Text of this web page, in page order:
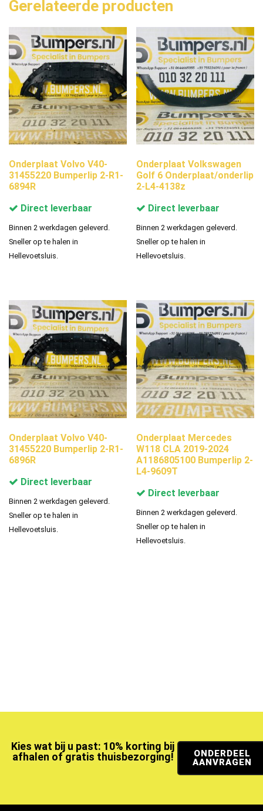
Gerelateerde producten
Onderplaat Volvo V40-
31455220 Bumperlip 2-R1-
6894R
Direct leverbaar
Binnen 2 werkdagen geleverd.
Sneller op te halen in
Hellevoetsluis.
Onderplaat Volkswagen
Golf 6 Onderplaat/onderlip
2-L4-4138z
Direct leverbaar
Binnen 2 werkdagen geleverd.
Sneller op te halen in
Hellevoetsluis.
Onderplaat Volvo V40-
31455220 Bumperlip 2-R1-
6896R
Direct leverbaar
Binnen 2 werkdagen geleverd.
Sneller op te halen in
Hellevoetsluis.
Onderplaat Mercedes
W118 CLA 2019-2024
A1186805100 Bumperlip 2-
L4-9609T
Direct leverbaar
Binnen 2 werkdagen geleverd.
Sneller op te halen in
Hellevoetsluis.
Kies wat bij u past: 10% korting bij
afhalen of gratis thuisbezorging!
ONDERDEEL
AANVRAGEN